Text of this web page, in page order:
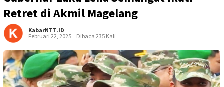
Retret di Akmil Magelang
KabarNTT.ID
Februari 22, 2025
Dibaca 235 Kali